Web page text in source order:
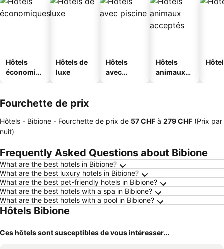
Hôtels
économiq
Hôtels de
luxe
Hôtels
avec
Hôtels
animaux
Fourchette de prix
Hôtels - Bibione - Fourchette de prix de ‎57 CHF à ‎279 CHF (Prix par
nuit)
Frequently Asked Questions about Bibione
What are the best hotels in Bibione?
What are the best luxury hotels in Bibione?
What are the best pet-friendly hotels in Bibione?
What are the best hotels with a spa in Bibione?
What are the best hotels with a pool in Bibione?
Hôtels Bibione
Ces hôtels sont susceptibles de vous intéresser...